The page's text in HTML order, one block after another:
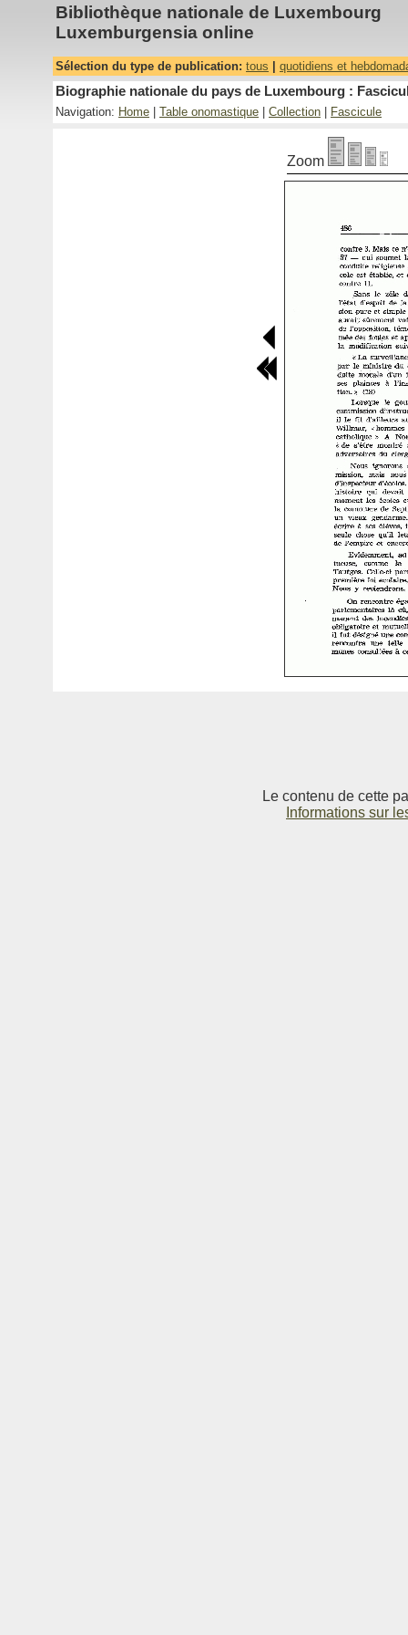
Bibliothèque nationale de Luxembourg
Luxemburgensia online
Sélection du type de publication: tous quotidiens et
Biographie nationale du pays de Luxembourg :
Navigation: Home Table onomastique Collection Fascicule
Zoom
Le contenu de cette
Informations sur